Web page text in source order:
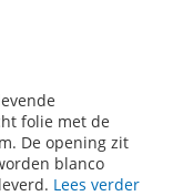
folie met de
De opening zit
blanco
Lees verder